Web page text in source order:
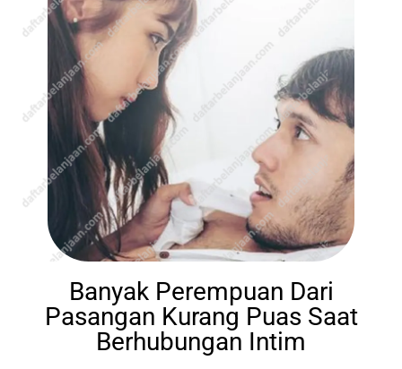
Banyak Perempuan Dari
Pasangan Kurang Puas Saat
Berhubungan Intim